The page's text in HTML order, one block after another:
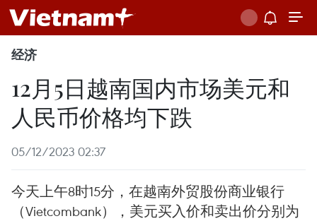
经济
12月5日越南国内市场美元和
人民币价格均下跌
05/12/2023 02:37
今天上午8时15分，在越南外贸股份商业银行
（Vietcombank），美元买入价和卖出价分别为